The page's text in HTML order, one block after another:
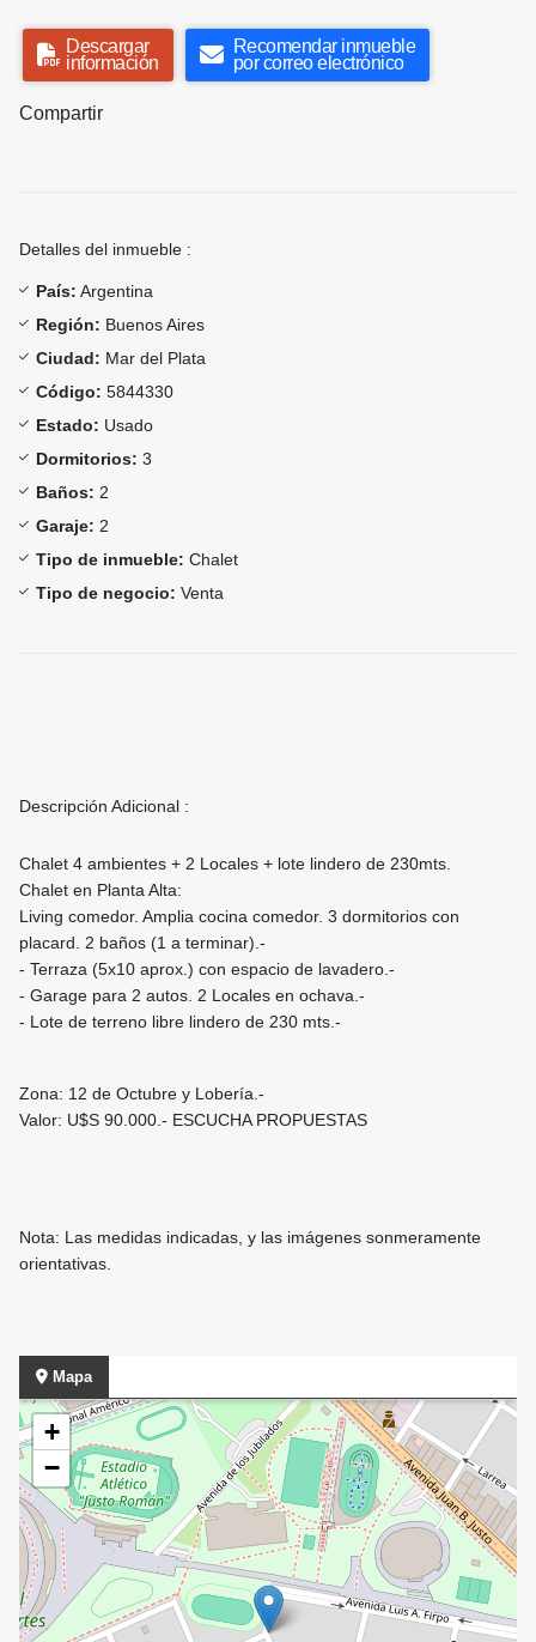
Descargar
información
Recomendar inmueble
por correo electrónico
Compartir
Detalles del inmueble :
País: Argentina
Región: Buenos Aires
Ciudad: Mar del Plata
Código: 5844330
Estado: Usado
Dormitorios: 3
Baños: 2
Garaje: 2
Tipo de inmueble: Chalet
Tipo de negocio: Venta
Descripción Adicional :
Chalet 4 ambientes + 2 Locales + lote lindero de 230mts.
Chalet en Planta Alta:
Living comedor. Amplia cocina comedor. 3 dormitorios con
placard. 2 baños (1 a terminar).-
- Terraza (5x10 aprox.) con espacio de lavadero.-
- Garage para 2 autos. 2 Locales en ochava.-
- Lote de terreno libre lindero de 230 mts.-
Zona: 12 de Octubre y Lobería.-
Valor: U$S 90.000.- ESCUCHA PROPUESTAS
Nota: Las medidas indicadas, y las imágenes sonmeramente
orientativas.
Mapa
+
−